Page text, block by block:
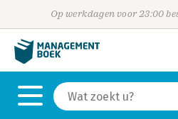
Op werkdagen voor 23:00